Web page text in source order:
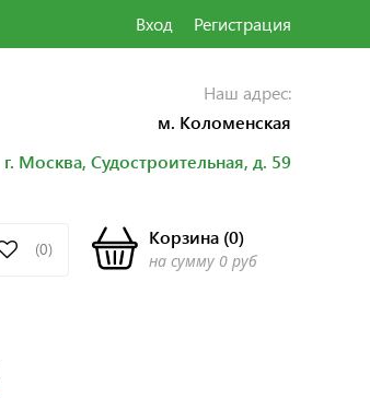
Вход Регистрация
Наш адрес:
м. Коломенская
г. Москва, Судостроительная, д. 59
(0)
Корзина(0)
на сумму 0 руб